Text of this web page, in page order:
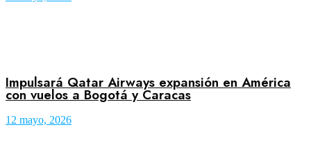
Impulsará Qatar Airways expansión en América
con vuelos a Bogotá y Caracas
12 mayo, 2026